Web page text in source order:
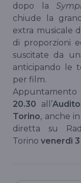
dopo la
chiude la
extra musicale
di proporzioni
suscitate da
anticipando le
per film.
20.30 all’
Torino, anche
diretta su
Torino venerdì